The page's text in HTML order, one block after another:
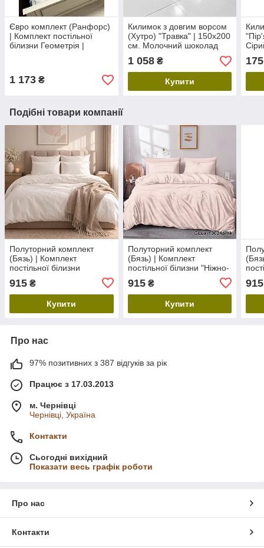
Євро комплект (Ранфорс)
| Комплект постільної
білизни Геометрія |
1 173 ₴
Килимок з довгим ворсом
(Хутро) "Травка" | 150х200
см. Молочний шоколад
1 058₴
Купити
175
Подібні товари компанії
Полуторний комплект
(Бязь) | Комплект
постільної білизни
"Чистота" | Простирадло
150х220 см, білий
915 ₴
Купити
Полуторний комплект
(Бязь) | Комплект
постільної білизни "Ніжно-
Простирадло 150х220 см
915₴
Купити
915
Про нас
97% позитивних з 387 відгуків за рік
Працює з 17.03.2013
м. Чернівці
Чернівці, Україна
Контакти
Сьогодні вихідний
Показати весь графік роботи
Про нас
Контакти